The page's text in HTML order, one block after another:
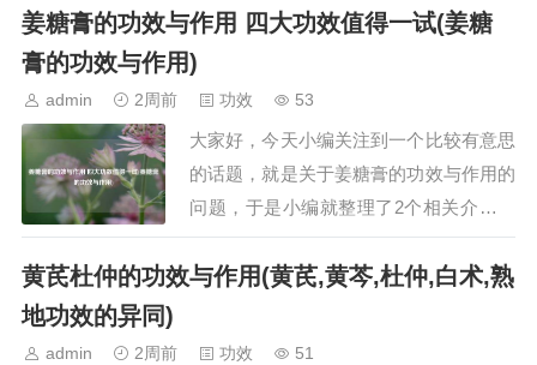
吧。文章目录：药材鸿茅野生鸿茅什么样
鸿茅植物长的什么样看看图片野生鸿茅什
么样一、药材鸿茅药材鸿茅，又称大青，
属植物鸿茅（学…
姜糖膏的功效与作用 四大功效值得一试(姜糖
膏的功效与作用)
admin 2周前 功效 53
大家好，今天小编关注到一个比较有意思
的话题，就是关于姜糖膏的功效与作用的
问题，于是小编就整理了2个相关介绍姜
糖膏的功效与作用的解答，让我们一起看
看吧。文章目录：姜糖膏的功效与作用
一、姜糖膏的功效与作用 四大功效值得
黄芪杜仲的功效与作用(黄芪,黄芩,杜仲,白术,熟
地功效的异同)
admin 2周前 功效 51